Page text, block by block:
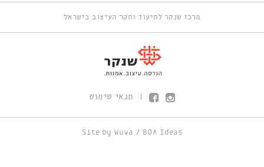
מרכז שנקר לתיעוד וחקר העיצוב בישראל
תנאי שימוש
Site by Wuwa / BOA Ideas